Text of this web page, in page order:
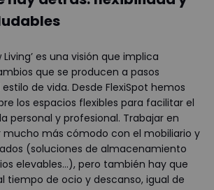
Living’ es una visión que implica
que se producen a pasos
de vida. Desde FlexiSpot hemos
los espacios flexibles para facilitar el
personal y profesional. Trabajar en
más cómodo con el mobiliario y
(soluciones de almacenamiento
elevables…), pero también hay que
tiempo de ocio y descanso, igual de